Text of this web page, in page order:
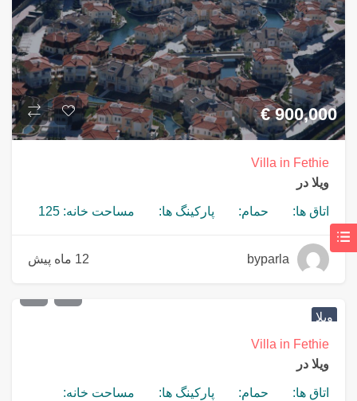
900,000
€
Villa in Fethie
ویلا در
اتاق ها: حمام: پارکینگ ها: مساحت خانه: 125
byparla 12 ماه پیش
ویلا
Villa in Fethie
ویلا در
اتاق ها: حمام: پارکینگ ها: مساحت خانه: